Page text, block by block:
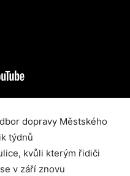
dopravy Městského
týdnů
kvůli kterým řidiči
v září znovu